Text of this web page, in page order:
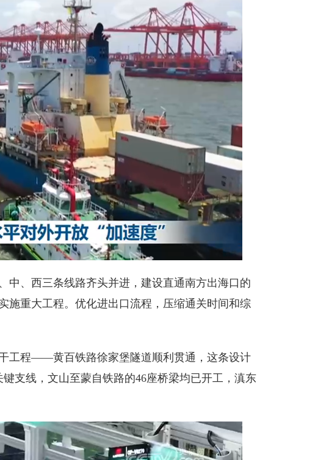
、西三条线路齐头并进，建设直通南方出海口的
施重大工程。优化进出口流程，压缩通关时间和综
工程——黄百铁路徐家堡隧道顺利贯通，这条设计
支线，文山至蒙自铁路的46座桥梁均已开工，滇东